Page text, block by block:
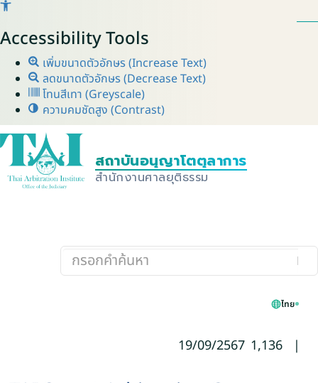
Accessibility Tools
เพิ่มขนาดตัวอักษร (Increase Text)
ลดขนาดตัวอักษร (Decrease Text)
โทนสีเทา (Greyscale)
ความคมชัดสูง (Contrast)
ไทย
19/09/2567 1,136 |